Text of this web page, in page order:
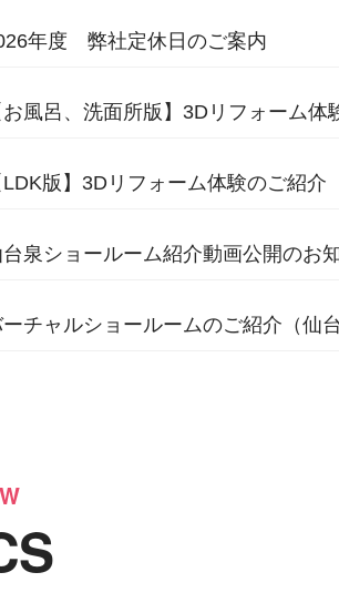
年度 弊社定休日のご案内
お風呂、洗面所版】3Dリフォーム体
LDK版】3Dリフォーム体験のご紹介
泉ショールーム紹介動画公開のお
チャルショールームのご紹介（仙